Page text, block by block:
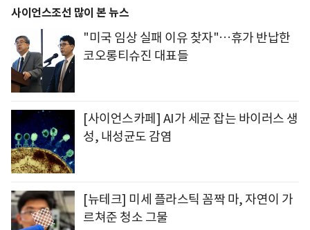
사이언스조선 많이 본 뉴스
"미국 임상 실패 이유 찾자"…휴가 반납한
코오롱티슈진 대표들
[사이언스카페] AI가 세균 잡는 바이러스 생
성, 내성균도 감염
[뉴테크] 미세 플라스틱 꼼짝 마, 자연이 가
르쳐준 청소 그물